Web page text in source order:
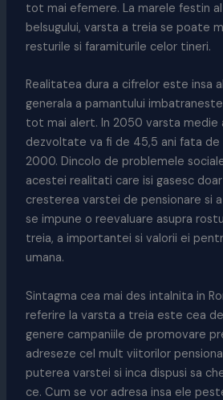
tot mai efemere. La marele festin
belsugului, varsta a treia se poate
resturile si faramiturile celor tineri.
Realitatea dura a cifrelor este insa
generala a pamantului
tot mai alert. In 2050 varsta medie
dezvoltate va fi de 45,5 ani fata de
2000. Dincolo de problemele
acestei realitati care isi gasesc
cresterea varstei de pensionare si
se impune o reevaluare asupra
treia, a importantei si valorii ei
umana.
Sintagma cea mai des intalnita in
referire la varsta a treia este cea de
genere campaniile de promovare
adreseze cel mult viitorilor
puterea varstei si inca dispusi sa
ce. Cum se vor adresa insa ele